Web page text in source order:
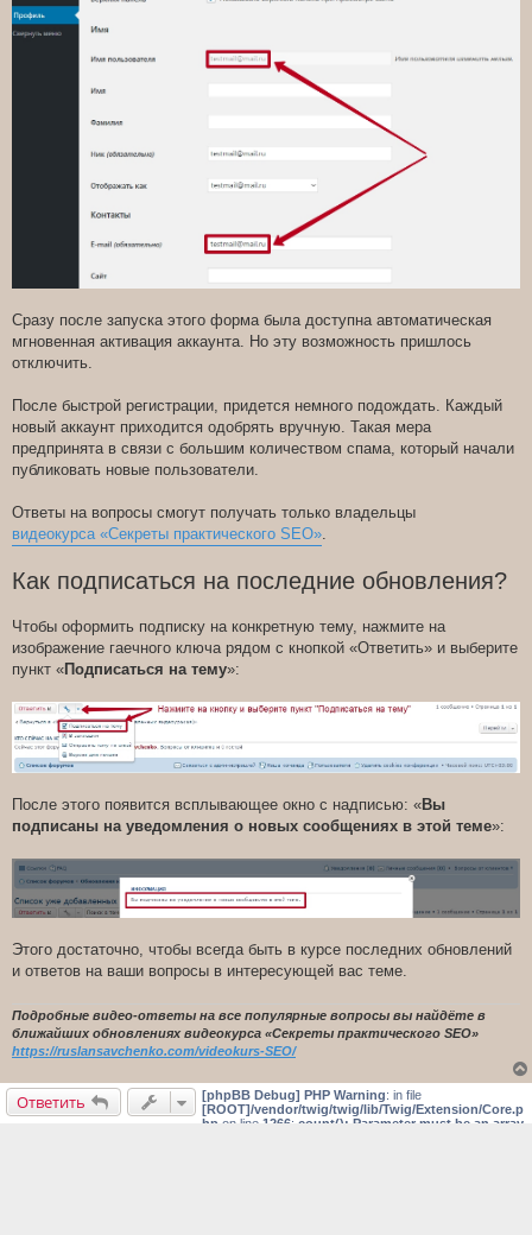
Сразу после запуска этого форма была доступна автоматическая
мгновенная активация аккаунта. Но эту возможность пришлось
отключить.
После быстрой регистрации, придется немного подождать. Каждый
новый аккаунт приходится одобрять вручную. Такая мера
предпринята в связи с большим количеством спама, который начали
публиковать новые пользователи.
Ответы на вопросы смогут получать только владельцы
видеокурса «Секреты практического SEO».
Как подписаться на последние обновления?
Чтобы оформить подписку на конкретную тему, нажмите на
изображение гаечного ключа рядом с кнопкой «Ответить» и выберите
пункт «Подписаться на тему»:
После этого появится всплывающее окно с надписью: «Вы
подписаны на уведомления о новых сообщениях в этой теме»:
Этого достаточно, чтобы всегда быть в курсе последних обновлений
и ответов на ваши вопросы в интересующей вас теме.
Подробные видео-ответы на все популярные вопросы вы найдёте в
ближайших обновлениях видеокурса «Секреты практического SEO»
https://ruslansavchenko.com/videokurs-SEO/
Ответить [phpBB Debug] PHP Warning: in file
[ROOT]/vendor/twig/twig/lib/Twig/Extension/Core.p
hp on line 1266: count(): Parameter must be an array